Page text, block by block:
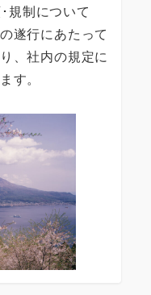
規制について
遂行にあたって
、社内の規定に
す。